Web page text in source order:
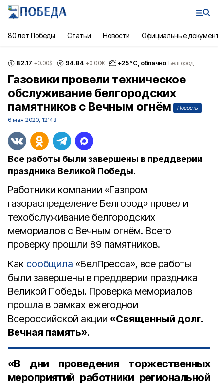
80 лет Победы Статьи Новости Официальные
82.17 +0.00$ 94.84 +0.00€ +25°С, облачно Белгород
Газовики провели техническое
обслуживание белгородских
памятников с Вечным огнём
Новость
6 мая 2020, 12:48
Все работы были завершены в преддверии
праздника Великой Победы.
Работники компании «Газпром
газораспределение Белгород» провели
техобслуживание белгородских
мемориалов с Вечным огнём. Всего
проверку прошли 89 памятников.
Как сообщила «БелПресса», все работы
были завершены в преддверии праздника
Великой Победы. Проверка мемориалов
прошла в рамках ежегодной
Всероссийской акции «Священный долг.
Вечная память».
«В дни проведения торжественных
мероприятий работники региональной